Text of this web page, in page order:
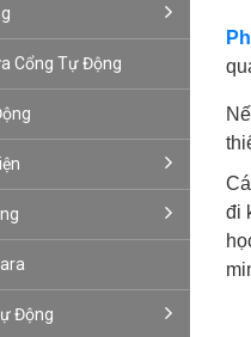
Cổng Tự Động
Động
đi